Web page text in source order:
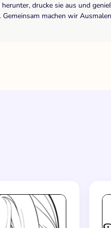
drucke sie aus und
machen wir